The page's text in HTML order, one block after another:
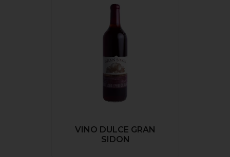
VINO DULCE GRAN
SIDON